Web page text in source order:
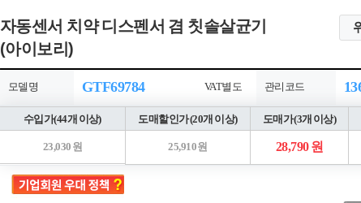
자동센서 치약 디스펜서 겸 칫솔살균기
(아이보리)
모델명 GTF69784 VAT별도 관리코드
수입가(44개 이상) 도매할인가 (20개 이상) 도매가 (3개 이상)
23,030 원 25,910 원 28,790 원